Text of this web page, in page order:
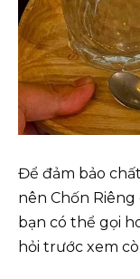
Để đảm bảo
nên Chốn
bạn có thể gọi
hỏi trước xem